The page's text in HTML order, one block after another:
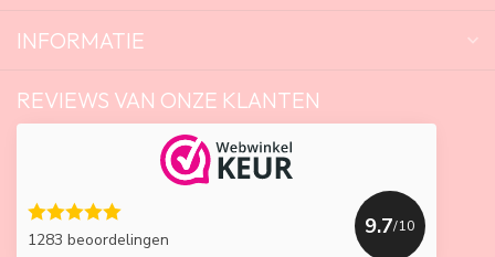
INFORMATIE
REVIEWS VAN ONZE KLANTEN
1283 beoordelingen
9.7/10